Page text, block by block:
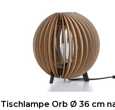
Tischlampe Orb Ø 36 cm